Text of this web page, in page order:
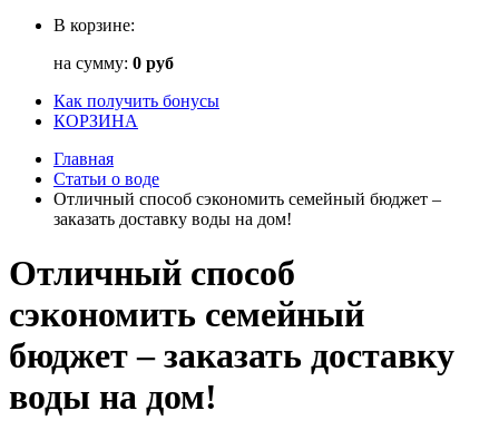
В корзине:
на сумму: 0 руб
Как получить бонусы
КОРЗИНА
Главная
Статьи о воде
Отличный способ сэкономить семейный бюджет –
заказать доставку воды на дом!
Отличный способ
сэкономить семейный
бюджет – заказать доставку
воды на дом!